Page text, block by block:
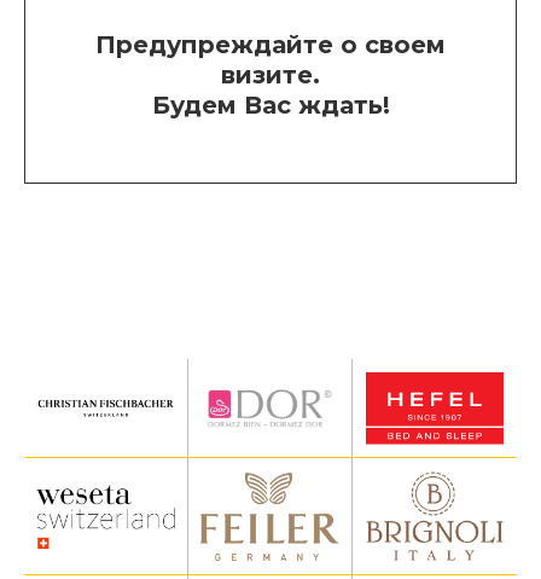
Предупреждайте о своем
визите.
Будем Вас ждать!